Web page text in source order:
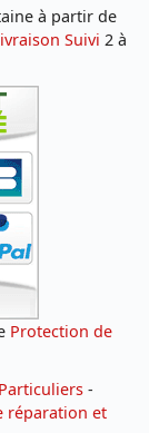
à partir de
Suivi 2 à
Protection de
-
réparation et